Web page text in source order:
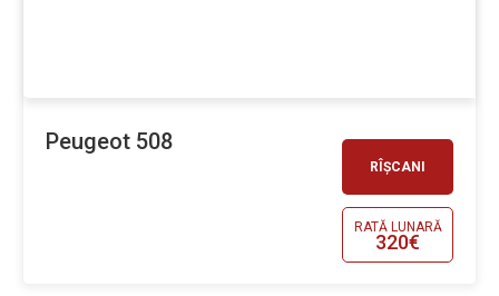
RÎȘCANI
RATĂ LUNARĂ
320€
Peugeot 508